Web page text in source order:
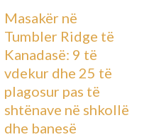
Masakër në
Tumbler Ridge të
Kanadasë: 9 të
vdekur dhe 25 të
plagosur pas të
shtënave në shkollë
dhe banesë